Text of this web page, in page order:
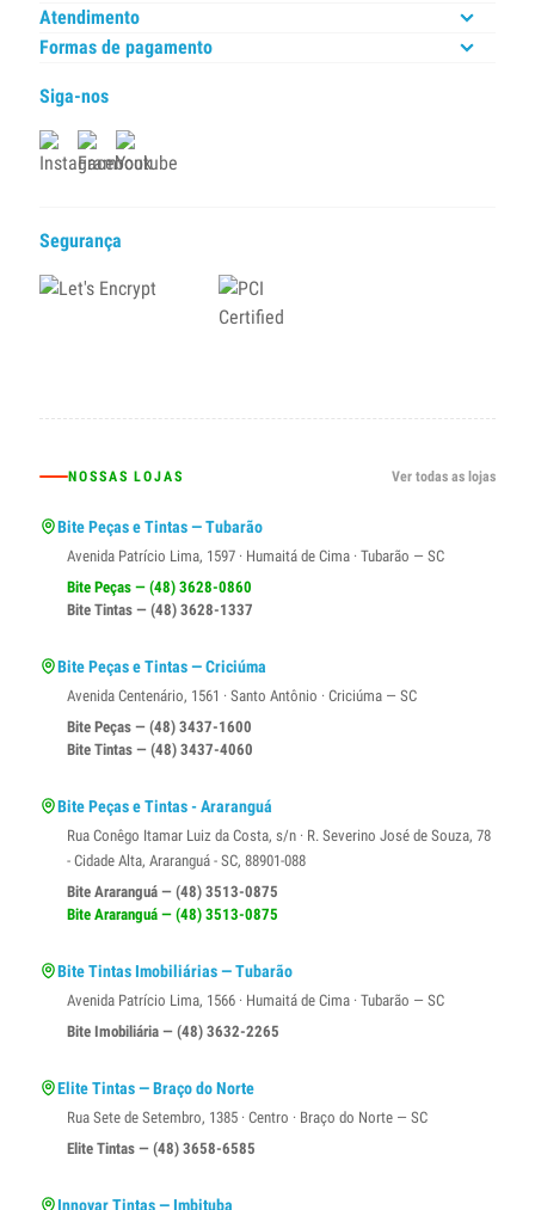
Atendimento
Formas de pagamento
Siga-nos
Segurança
NOSSAS LOJAS Ver todas as lojas
Bite Peças e Tintas — Tubarão
Avenida Patrício Lima, 1597 · Humaitá de Cima · Tubarão — SC
Bite Peças — (48) 3628-0860
Bite Tintas — (48) 3628-1337
Bite Peças e Tintas — Criciúma
Avenida Centenário, 1561 · Santo Antônio · Criciúma — SC
Bite Peças — (48) 3437-1600
Bite Tintas — (48) 3437-4060
Bite Peças e Tintas - Araranguá
Rua Conêgo Itamar Luiz da Costa, s/n · R. Severino José de Souza, 78
- Cidade Alta, Araranguá - SC, 88901-088
Bite Araranguá — (48) 3513-0875
Bite Araranguá — (48) 3513-0875
Bite Tintas Imobiliárias — Tubarão
Avenida Patrício Lima, 1566 · Humaitá de Cima · Tubarão — SC
Bite Imobiliária — (48) 3632-2265
Elite Tintas — Braço do Norte
Rua Sete de Setembro, 1385 · Centro · Braço do Norte — SC
Elite Tintas — (48) 3658-6585
Innovar Tintas — Imbituba